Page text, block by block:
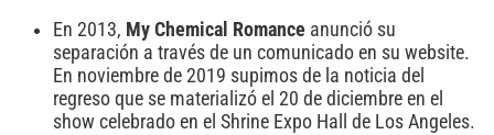
En 2013, My Chemical Romance anunció su
separación a través de un comunicado en su website.
En noviembre de 2019 supimos de la noticia del
regreso que se materializó el 20 de diciembre en el
show celebrado en el Shrine Expo Hall de Los Angeles.